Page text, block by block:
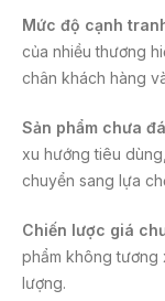
Mức độ cạnh
của nhiều thương
chân khách hàng
Sản phẩm chưa
xu hướng tiêu
chuyển sang lựa
Chiến lược giá
phẩm không tương
lượng.